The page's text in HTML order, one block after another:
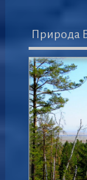
Природа